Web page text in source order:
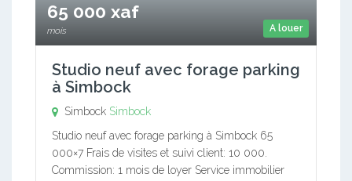
A louer
65 000 xaf
mois
Studio neuf avec forage parking
à Simbock
Simbock Simbock
Studio neuf avec forage parking à Simbock 65
000×7 Frais de visites et suivi client: 10 000.
Commission: 1 mois de loyer Service immobilier